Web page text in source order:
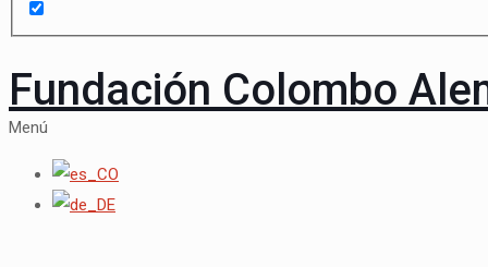
Fundación Colombo
Menú